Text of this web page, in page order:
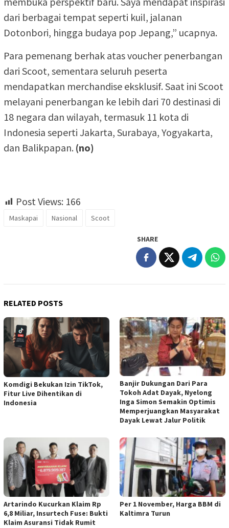
dari berbagai tempat seperti kuil, jalanan
Dotonbori, hingga budaya pop Jepang,” ucapnya.
Para pemenang berhak atas voucher penerbangan
dari Scoot, sementara seluruh peserta
mendapatkan merchandise eksklusif. Saat ini Scoot
melayani penerbangan ke lebih dari 70 destinasi di
18 negara dan wilayah, termasuk 11 kota di
Indonesia seperti Jakarta, Surabaya, Yogyakarta,
dan Balikpapan. (no)
Post Views: 166
Maskapai Nasional Scoot
SHARE
RELATED POSTS
Komdigi Bekukan Izin TikTok,
Fitur Live Dihentikan di
Indonesia
Banjir Dukungan Dari Para
Tokoh Adat Dayak, Nyelong
Inga Simon Semakin Optimis
Memperjuangkan Masyarakat
Dayak Lewat Jalur Politik
Artarindo Kucurkan Klaim Rp
6,8 Miliar, Insurtech Fuse: Bukti
Klaim Asuransi Tidak Rumit
Per 1 November, Harga BBM di
Kaltimra Turun